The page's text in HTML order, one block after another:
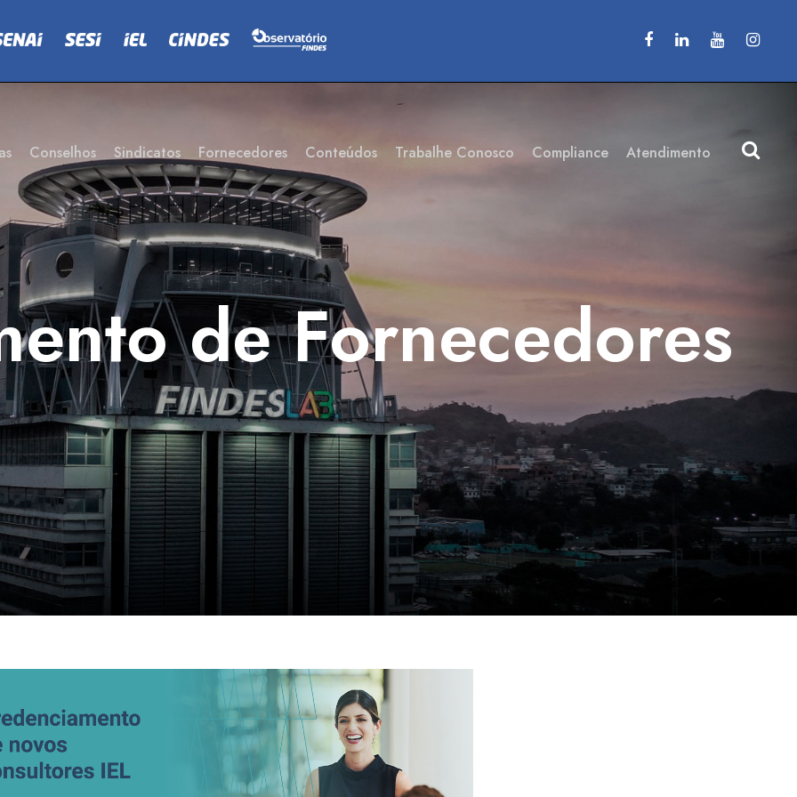
Conselhos Sindicatos Fornecedores Conteúdos Trabalhe Conosco Compliance Atendimento
de Fornecedores